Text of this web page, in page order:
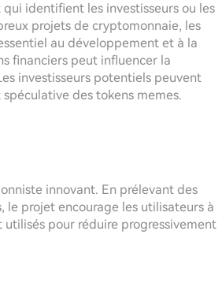
identifient les investisseurs ou les
projets de cryptomonnaie, les
au développement et à la
financiers peut influencer la
investisseurs potentiels peuvent
des tokens memes.
innovant. En prélevant des
projet encourage les utilisateurs à
utilisés pour réduire progressivement